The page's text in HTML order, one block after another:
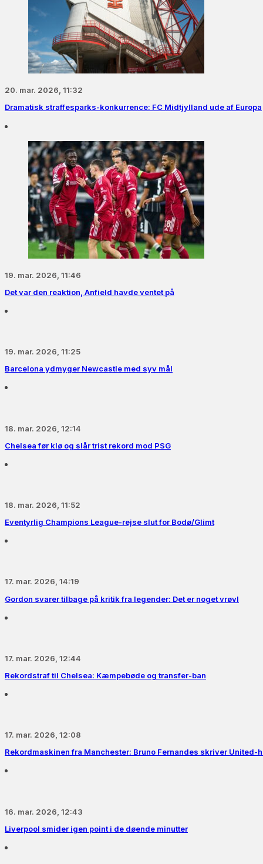
20. mar. 2026, 11:32
Dramatisk straffesparks-konkurrence: FC Midtjylland ude af Europa
19. mar. 2026, 11:46
Det var den reaktion, Anfield havde ventet på
19. mar. 2026, 11:25
Barcelona ydmyger Newcastle med syv mål
18. mar. 2026, 12:14
Chelsea før klø og slår trist rekord mod PSG
18. mar. 2026, 11:52
Eventyrlig Champions League-rejse slut for Bodø/Glimt
17. mar. 2026, 14:19
Gordon svarer tilbage på kritik fra legender: Det er noget vrøvl
17. mar. 2026, 12:44
Rekordstraf til Chelsea: Kæmpebøde og transfer-ban
17. mar. 2026, 12:08
Rekordmaskinen fra Manchester: Bruno Fernandes skriver United-
16. mar. 2026, 12:43
Liverpool smider igen point i de døende minutter